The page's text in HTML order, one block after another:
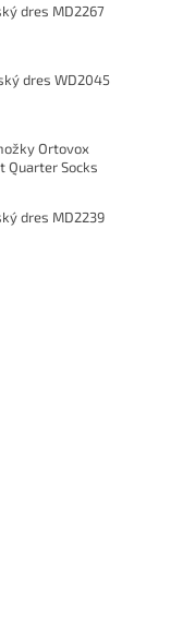
dres MD2267
dres WD2045
Ortovox
Quarter Socks
dres MD2239